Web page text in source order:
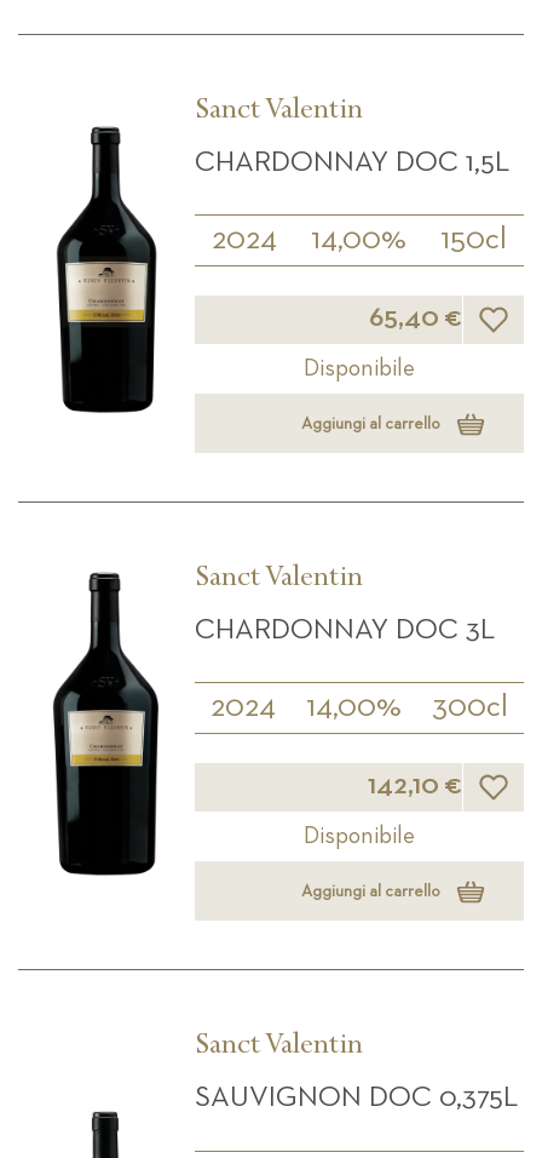
Sanct Valentin
CHARDONNAY DOC 1,5L
2024 14,00% 150cl
65,40 € Lista
Disponibile
Aggiungi al carrello
Sanct Valentin
CHARDONNAY DOC 3L
2024 14,00% 300cl
142,10 € Lista
Disponibile
Aggiungi al carrello
Sanct Valentin
SAUVIGNON DOC 0,375L